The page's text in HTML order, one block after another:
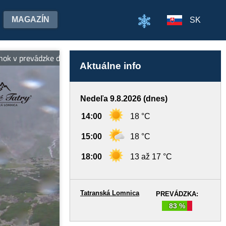
MAGAZÍN SK
denne od 7:00 do 19:00 hod.
Aktuálne info
Nedeľa 9.8.2026 (dnes)
14:00 18 °C
15:00 18 °C
18:00 13 až 17 °C
PREVÁDZKA:
83 %
Tatranská Lomnica